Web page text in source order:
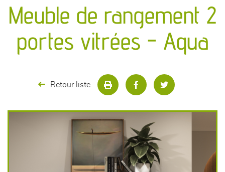
séjours
meubles de complément
Meuble de rangement 2
portes vitrées - Aqua
Retour liste